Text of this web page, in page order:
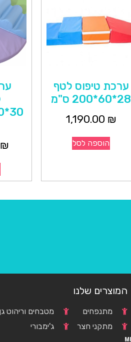
ערכת טיפוס לטף
28*60*200 ס"מ
1,190.00 ₪
הוספה לסל ₪
המוצרים שלנו
מתנפחים
מתקני חצר
מטבחים וריהוט גן
ג'ימבורי